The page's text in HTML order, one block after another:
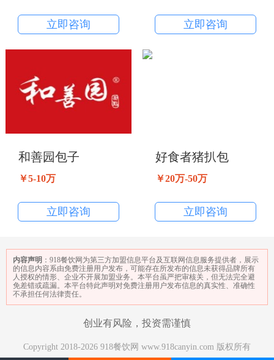
立即咨询 立即咨询
和善园包子
￥5-10万
立即咨询
好食者猪扒包
￥20万-50万
立即咨询
内容声明 ：918餐饮网为第三方加盟信息平台及互联网信息服务提供者，展示
的信息内容系由免费注册用户发布，可能存在所发布的信息未获得品牌所有
人授权的情形、企业不开展加盟业务。本平台虽严把审核关，但无法完全避
免差错或疏漏。本平台特此声明对免费注册用户发布信息的真实性、准确性
不承担任何法律责任。
创业有风险，投资需谨慎
Copyright 2018-2026 918餐饮网 www.918canyin.com 版权所有